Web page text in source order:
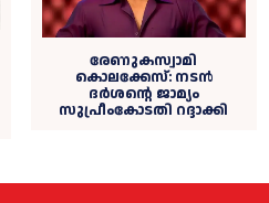
രേണുകസ്വാമി
കൊലക്കേസ്: നടൻ
ദര്‍ശന്റെ ജാമ്യം
സുപ്രീംകോടതി റദ്ദാക്കി